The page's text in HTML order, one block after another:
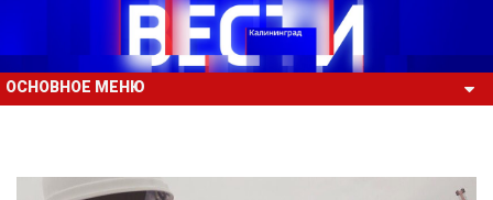
ОСНОВНОЕ МЕНЮ